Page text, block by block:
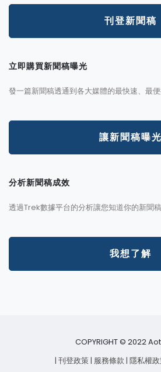
刊登新聞稿
立即購買新聞稿曝光
發一篇新聞稿透通到各大媒體的最快速、最便
讓新聞稿曝光
分析新聞稿成效
透過Trek數據平台的分析讓您知道你的新聞
我想了解
COPYRIGHT © 2022
| 刊登政策 | 服務條款 | 隱私權